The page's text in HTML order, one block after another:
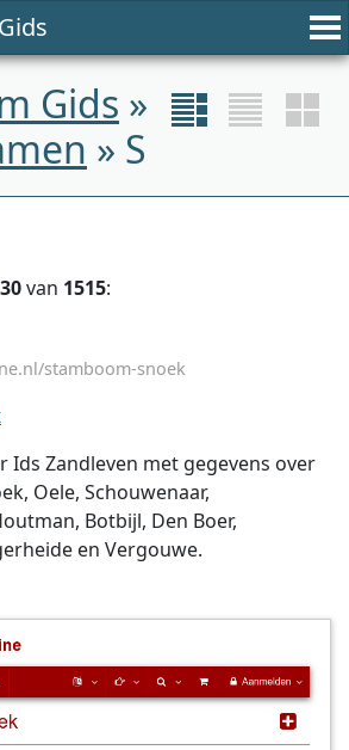
Gids »
» S
van 1515:
stamboom-snoek
Ids Zandleven met gegevens over
Oele, Schouwenaar,
Botbijl, Den Boer,
en Vergouwe.